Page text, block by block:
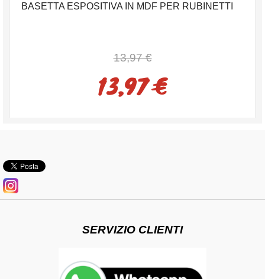
BASETTA ESPOSITIVA IN MDF PER RUBINETTI
13,97 €
13,97 €
SERVIZIO CLIENTI